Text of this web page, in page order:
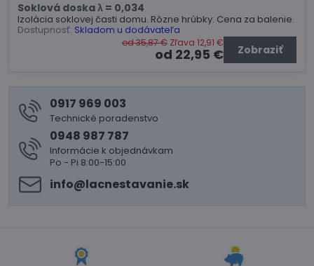
Soklová doska λ = 0,034
Izolácia soklovej časti domu. Rôzne hrúbky. Cena za balenie.
Dostupnosť: Skladom u dodávateľa
od 22,95 €
od 35,87 € Zľava 12,91 €
Zobraziť
0917 969 003
Technické poradenstvo
0948 987 787
Informácie k objednávkam
Po - Pi 8:00-15:00
info​@lacnestavanie​.sk